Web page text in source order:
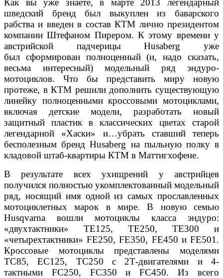
Как вы уже знаете, в марте 2013 легендарный
шведский бренд был выкуплен из баварского
рабства и введен в состав КТМ лично президентом
компании Штефаном Пирером. К этому времени у
австрийской падчерицы Husaberg уже
был сформирован полноценный (и, надо сказать,
весьма интересный) модельный ряд эндуро-
мотоциклов. Что бы представить миру новую
протеже, в КТМ решили дополнить существующую
линейку полноценнымикроссовыми мотоциклами,
включая детские модели, разработать новый
защитный пластик в классических цветах старой
легендарной «Хаски» и…убрать ставший теперь
бесполезным бренд Husaberg на пыльную полку в
кладовой штаб-квартиры КТМ в Маттигхофене.
В результате всех ухищрений у австрийцев
получился полностью укомплектованный модельный
ряд, носящий имя одной из самых прославленных
мотоциклетных марок в мире. В новую семью
Husqvarna вошли мотоциклы класса эндуро:
«двухтактники» TE125, TE250, TE300 и
«четырехтактники» FE250,FE350, FE450 и FE501.
Кроссовые мотоциклы представлены моделями
TC85, ЕС125, ТС250 с 2Т-двигателями и 4-
тактными FC250, FC350 и FC450.Из всего